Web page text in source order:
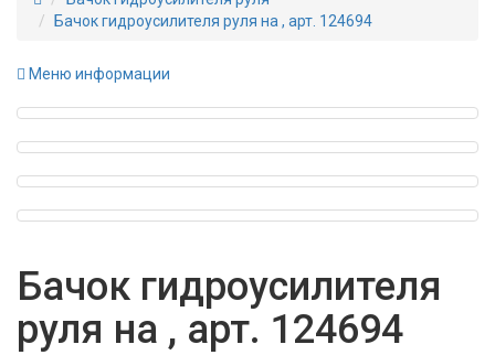
Бачок гидроусилителя руля на , арт. 124694
Меню информации
Бачок гидроусилителя
руля на , арт. 124694